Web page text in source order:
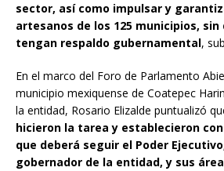
sector, así como impulsar y
artesanos de los 125 municipios,
tengan respaldo gubernamental,
En el marco del Foro de Parlamento
municipio mexiquense de Coatepec
la entidad, Rosario Elizalde puntualizó
hicieron la tarea y establecieron
que deberá seguir el Poder
gobernador de la entidad, y sus